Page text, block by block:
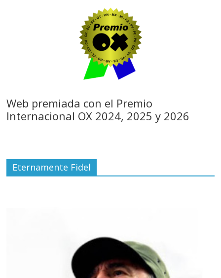
Web premiada con el Premio
Internacional OX 2024, 2025 y 2026
Eternamente Fidel